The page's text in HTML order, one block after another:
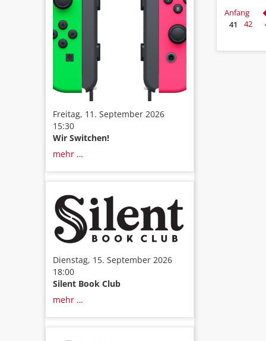
Freitag, 11. September 2026
15:30
Wir Switchen!
mehr …
Dienstag, 15. September 2026
18:00
Silent Book Club
mehr …
Anfang
41
42